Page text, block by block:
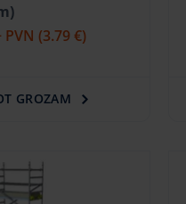
(3.79 €)
GROZAM